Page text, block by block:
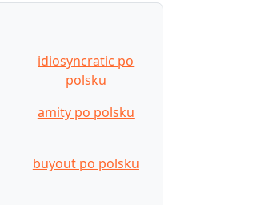
idiosyncratic po
polsku
amity po polsku
buyout po polsku